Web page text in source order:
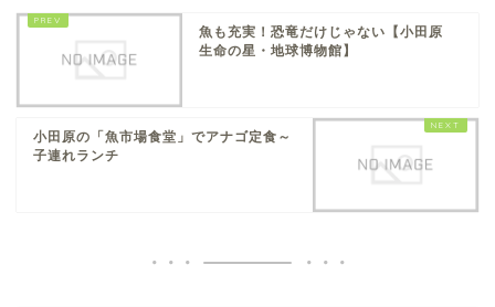
魚も充実！恐竜だけじゃない【小田原
生命の星・地球博物館】
小田原の「魚市場食堂」でアナゴ定食～
子連れランチ